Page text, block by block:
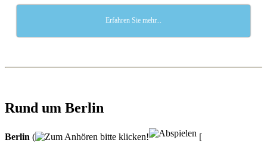
Erfahren Sie mehr...
Rund um Berlin
Berlin (
[